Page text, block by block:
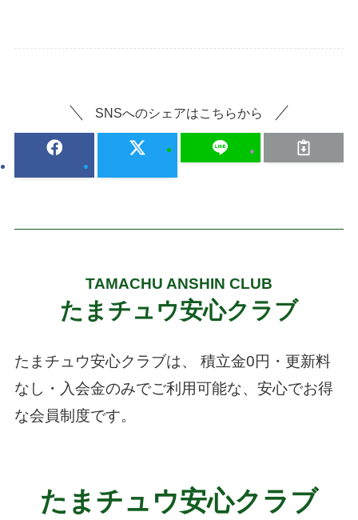
SNSへのシェアはこちらから
TAMACHU ANSHIN CLUB
たまチュウ安心クラブ
たまチュウ安心クラブは、
積立金0円・更新料
なし・入会金のみでご利用可能な、安心でお得
な会員制度です。
たまチュウ安心クラブ